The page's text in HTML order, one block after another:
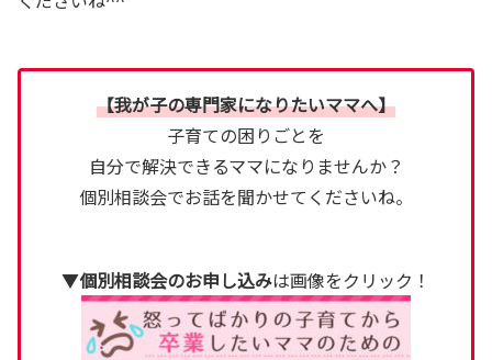
【我が子の専門家になりたいママへ】
子育ての困りごとを
自分で解決できるママになりませんか？
個別相談会でお話を聞かせてくださいね。
▼個別相談会のお申し込みは画像をクリック！